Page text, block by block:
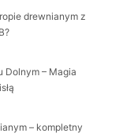
drewnianym z
Dolnym – Magia
– kompletny